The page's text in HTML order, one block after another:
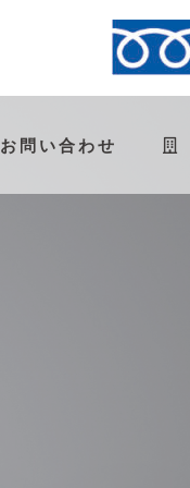
お問い合わせ